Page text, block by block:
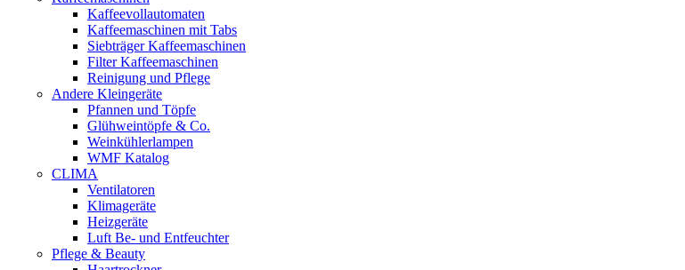
Kaffeevollautomaten
Kaffeemaschinen mit Tabs
Siebträger Kaffeemaschinen
Filter Kaffeemaschinen
Reinigung und Pflege
Andere Kleingeräte
Pfannen und Töpfe
Glühweintöpfe & Co.
Weinkühlerlampen
WMF Katalog
CLIMA
Ventilatoren
Klimageräte
Heizgeräte
Luft Be- und Entfeuchter
Pflege & Beauty